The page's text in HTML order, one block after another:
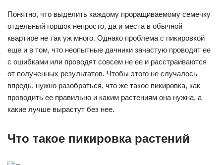
Понятно, что выделить каждому проращиваемому семечку
отдельный горшок непросто, да и места в обычной
квартире не так уж много. Однако проблема с пикировкой
еще и в том, что неопытные дачники зачастую проводят ее
с ошибками или проводят совсем не ее и расстраиваются
от полученных результатов. Чтобы этого не случалось
впредь, нужно разобраться, что же такое пикировка, как
проводить ее правильно и каким растениям она нужна, а
какие лучше вырастут без нее.
Что такое пикировка растений